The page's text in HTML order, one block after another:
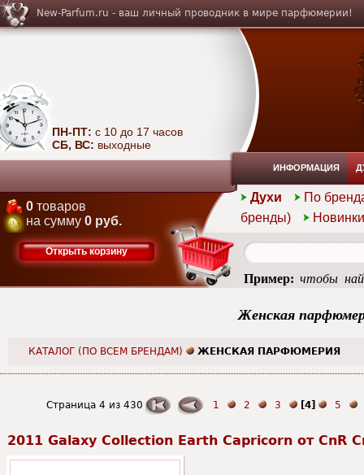
Женская
КАТАЛОГ (ПО ВСЕМ БРЕНДАМ) ЖЕНСКАЯ ПАРФЮМЕРИЯ
Страница 4 из 430 1 2 3 [4] 5
2011 Galaxy Collection Earth Capricorn от CnR
New-Parfum.ru - ваш личный проводник в мире парфюмерии!
ПН-ПТ: с 10 до 17 часов
СБ, ВС: выходные
ИНФОРМАЦИЯ
Духи
По
бренды)
Новинки
0 товаров
на сумму 0 руб.
Открыть корзину
Пример: чтобы